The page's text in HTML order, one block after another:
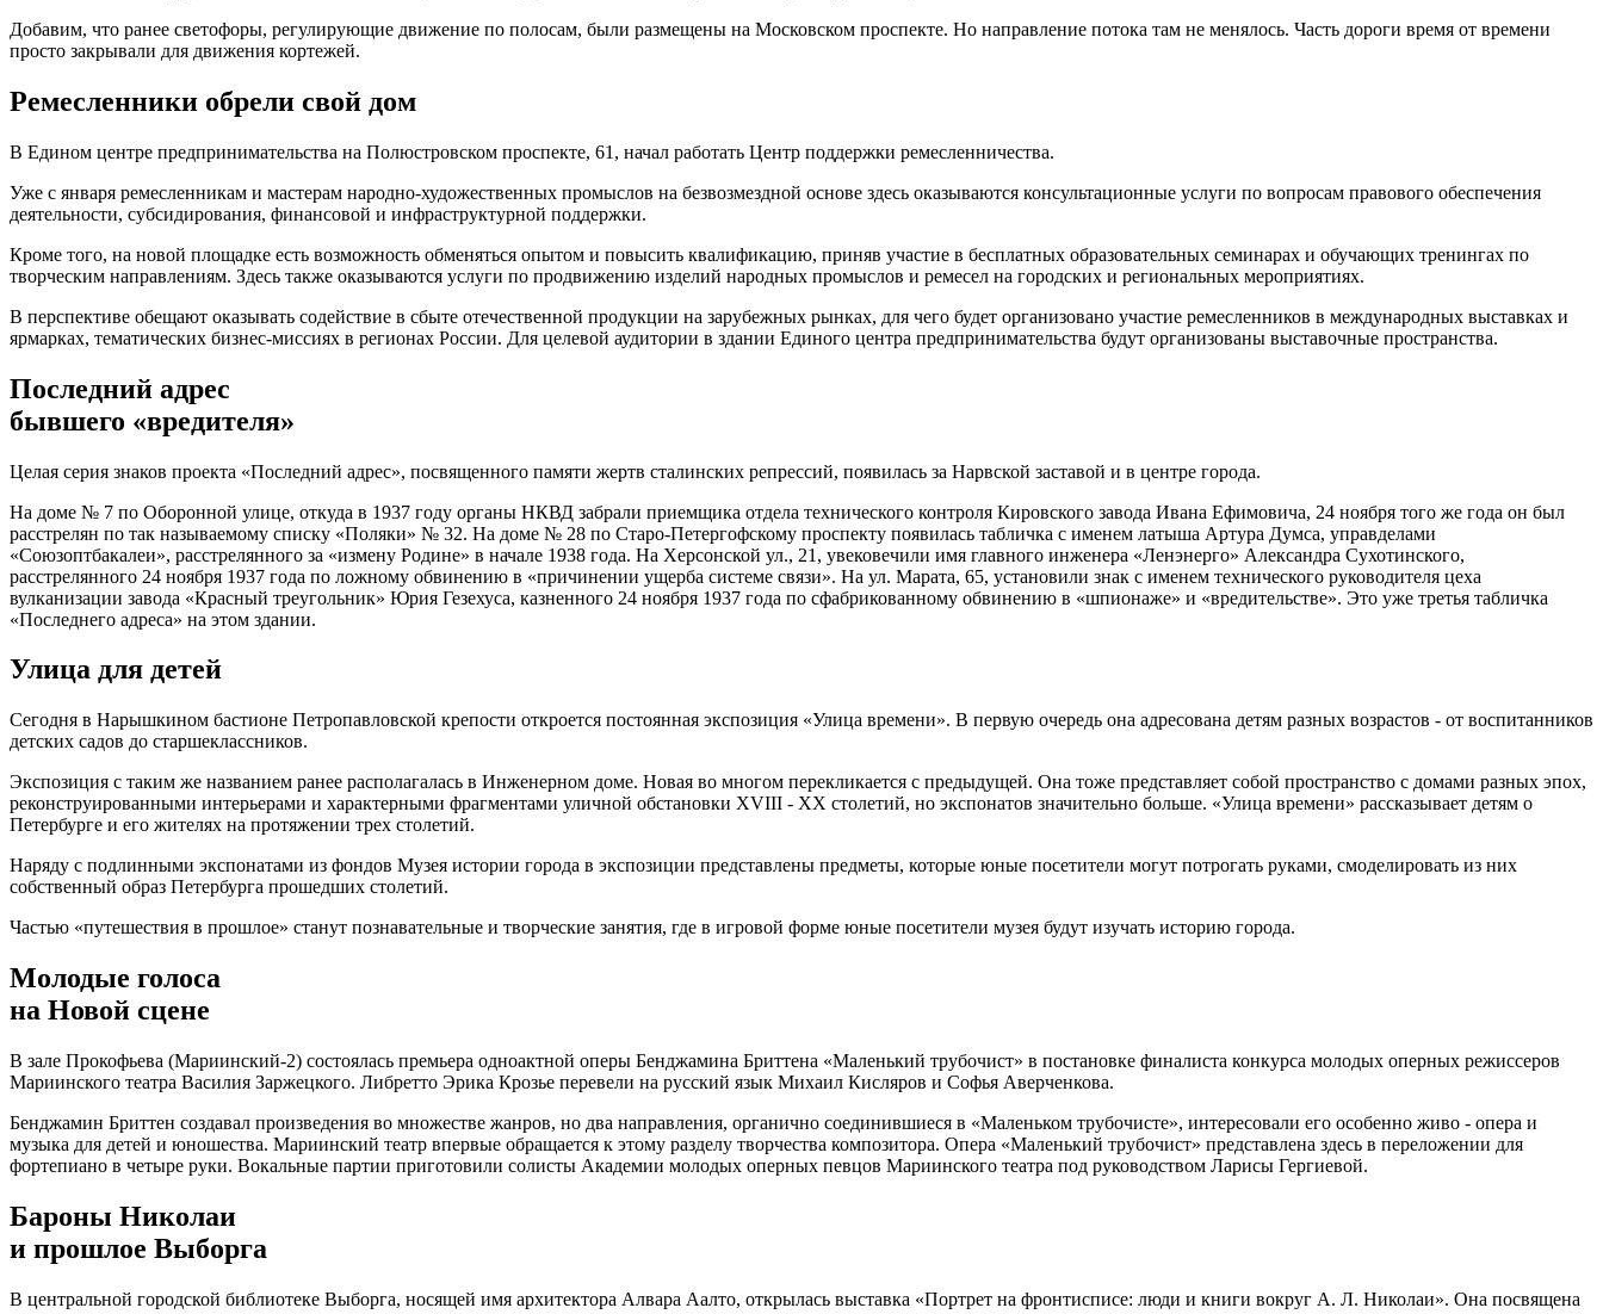
Добавим, что ранее светофоры, регулирующие движение по полосам, были размещены на Московском проспекте. Но направление потока там не менялось. Часть дороги время от времени
просто закрывали для движения кортежей.
Ремесленники обрели свой дом
В Едином центре предпринимательства на Полюстровском проспекте, 61, начал работать Центр поддержки ремесленничества.
Уже с января ремесленникам и мастерам народно-художественных промыслов на безвозмездной основе здесь оказываются консультационные услуги по вопросам правового обеспечения
деятельности, субсидирования, финансовой и инфраструктурной поддержки.
Кроме того, на новой площадке есть возможность обменяться опытом и повысить квалификацию, приняв участие в бесплатных образовательных семинарах и обучающих тренингах по
творческим направлениям. Здесь также оказываются услуги по продвижению изделий народных промыслов и ремесел на городских и региональных мероприятиях.
В перспективе обещают оказывать содействие в сбыте отечественной продукции на зарубежных рынках, для чего будет организовано участие ремесленников в международных выставках и
ярмарках, тематических бизнес-миссиях в регионах России. Для целевой аудитории в здании Единого центра предпринимательства будут организованы выставочные пространства.
Последний адрес
бывшего «вредителя»
Целая серия знаков проекта «Последний адрес», посвященного памяти жертв сталинских репрессий, появилась за Нарвской заставой и в центре города.
На доме № 7 по Оборонной улице, откуда в 1937 году органы НКВД забрали приемщика отдела технического контроля Кировского завода Ивана Ефимовича, 24 ноября того же года он был
расстрелян по так называемому списку «Поляки» № 32. На доме № 28 по Старо-Петергофскому проспекту появилась табличка с именем латыша Артура Думса, управделами
«Союзоптбакалеи», расстрелянного за «измену Родине» в начале 1938 года. На Херсонской ул., 21, увековечили имя главного инженера «Ленэнерго» Александра Сухотинского,
расстрелянного 24 ноября 1937 года по ложному обвинению в «причинении ущерба системе связи». На ул. Марата, 65, установили знак с именем технического руководителя цеха
вулканизации завода «Красный треугольник» Юрия Гезехуса, казненного 24 ноября 1937 года по сфабрикованному обвинению в «шпионаже» и «вредительстве». Это уже третья табличка
«Последнего адреса» на этом здании.
Улица для детей
Сегодня в Нарышкином бастионе Петропавловской крепости откроется постоянная экспозиция «Улица времени». В первую очередь она адресована детям разных возрастов - от воспитанников
детских садов до старшеклассников.
Экспозиция с таким же названием ранее располагалась в Инженерном доме. Новая во многом перекликается с предыдущей. Она тоже представляет собой пространство с домами разных эпох,
реконструированными интерьерами и характерными фрагментами уличной обстановки ХVIII - ХХ столетий, но экспонатов значительно больше. «Улица времени» рассказывает детям о
Петербурге и его жителях на протяжении трех столетий.
Наряду с подлинными экспонатами из фондов Музея истории города в экспозиции представлены предметы, которые юные посетители могут потрогать руками, смоделировать из них
собственный образ Петербурга прошедших столетий.
Частью «путешествия в прошлое» станут познавательные и творческие занятия, где в игровой форме юные посетители музея будут изучать историю города.
Молодые голоса
на Новой сцене
В зале Прокофьева (Мариинский-2) состоялась премьера одноактной оперы Бенджамина Бриттена «Маленький трубочист» в постановке финалиста конкурса молодых оперных режиссеров
Мариинского театра Василия Заржецкого. Либретто Эрика Крозье перевели на русский язык Михаил Кисляров и Софья Аверченкова.
Бенджамин Бриттен создавал произведения во множестве жанров, но два направления, органично соединившиеся в «Маленьком трубочисте», интересовали его особенно живо - опера и
музыка для детей и юношества. Мариинский театр впервые обращается к этому разделу творчества композитора. Опера «Маленький трубочист» представлена здесь в переложении для
фортепиано в четыре руки. Вокальные партии приготовили солисты Академии молодых оперных певцов Мариинского театра под руководством Ларисы Гергиевой.
Бароны Николаи
и прошлое Выборга
В центральной городской библиотеке Выборга, носящей имя архитектора Алвара Аалто, открылась выставка «Портрет на фронтисписе: люди и книги вокруг А. Л. Николаи». Она посвящена